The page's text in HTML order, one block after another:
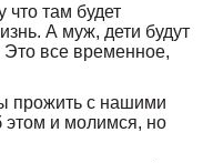
там будет
А муж, дети будут
Это все временное,
прожить с нашими
этом и молимся, но